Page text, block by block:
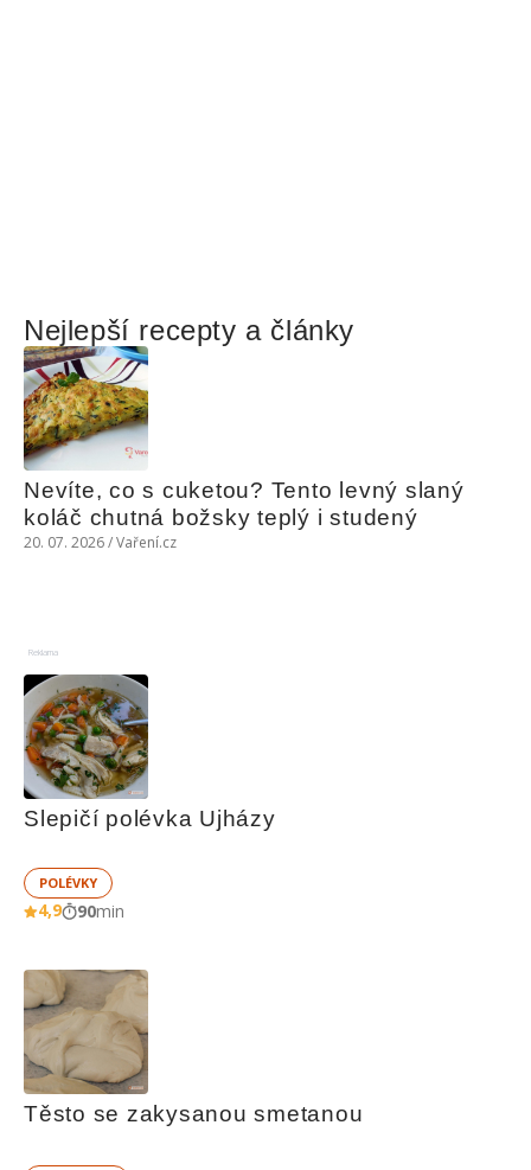
Nejlepší recepty a články
Nevíte, co s cuketou? Tento levný slaný
koláč chutná božsky teplý i studený
20. 07. 2026 / Vaření.cz
Reklama
Slepičí polévka Ujházy
POLÉVKY
4,9 90min
Těsto se zakysanou smetanou